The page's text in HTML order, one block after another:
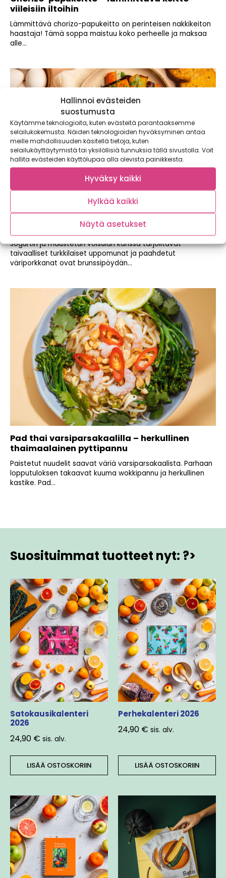
Hallinnoi evästeiden
suostumusta
Käytämme teknologioita, kuten evästeitä parantaaksemme
selailukokemusta. Näiden teknologioiden hyväksyminen antaa
meille mahdollisuuden käsitellä tietoja, kuten
selailukäyttäytymistä tai yksilöllisiä tunnuksia tällä sivustolla. Voit
hallita evästeiden käyttölupaa alla olevista painikkeista.
Hyväksy kaikki
Hylkää kaikki
Näytä asetukset
viileisiin iltoihin
Lämmittävä chorizo-papukeitto on perinteisen nakkikeiton
haastaja! Tämä soppa maistuu koko perheelle ja maksaa
alle...
Turkkilaiset uppomunat ja paahdetut
Jogurtin ja maustetun voisulan kanssa tarjoiltavat
taivaalliset turkkilaiset uppomunat ja paahdetut
väriporkkanat ovat brunssipöydän...
Pad thai varsiparsakaalilla – herkullinen
thaimaalainen pyttipannu
Paistetut nuudelit saavat väriä varsiparsakaalista. Parhaan
lopputuloksen takaavat kuuma wokkipannu ja herkullinen
kastike. Pad...
Suosituimmat tuotteet nyt: ?>
Satokausikalenteri
2026
24,90 € sis. alv.
LISÄÄ OSTOSKORIIN
Perhekalenteri 2026
24,90 € sis. alv.
LISÄÄ OSTOSKORIIN